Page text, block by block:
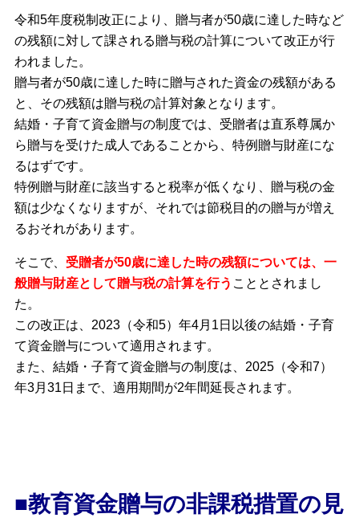
令和5年度税制改正により、贈与者が50歳に達した時など
の残額に対して課される贈与税の計算について改正が行
われました。
贈与者が50歳に達した時に贈与された資金の残額がある
と、その残額は贈与税の計算対象となります。
結婚・子育て資金贈与の制度では、受贈者は直系尊属か
ら贈与を受けた成人であることから、特例贈与財産にな
るはずです。
特例贈与財産に該当すると税率が低くなり、贈与税の金
額は少なくなりますが、それでは節税目的の贈与が増え
るおそれがあります。
そこで、 受贈者が50歳に達した時の残額については、一
般贈与財産として贈与税の計算を行う こととされまし
た。
この改正は、2023（令和5）年4月1日以後の結婚・子育
て資金贈与について適用されます。
また、結婚・子育て資金贈与の制度は、2025（令和7）
年3月31日まで、適用期間が2年間延長されます。
■教育資金贈与の非課税措置の見